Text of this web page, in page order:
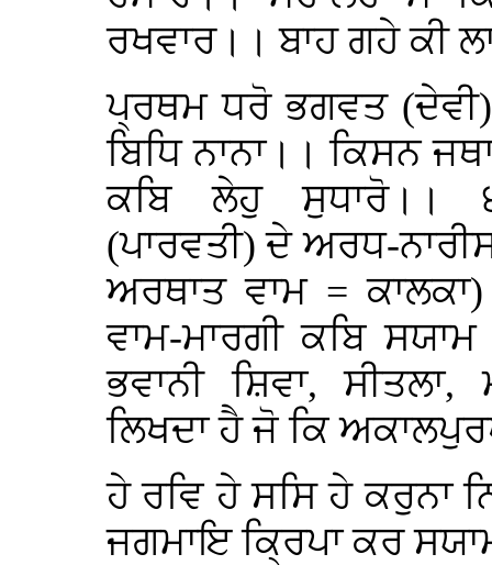
ਰਖਵਾਰ।। ਬਾਹ ਗਹੇ ਕੀ
ਪ੍ਰਥਮ ਧਰੋ ਭਗਵਤ
ਬਿਧਿ ਨਾਨਾ।। ਕਿਸਨ
ਕਬਿ ਲੇਹੁ ਸੁਧਾਰੋ।।
(ਪਾਰਵਤੀ) ਦੇ ਅਰਧ-
ਅਰਥਾਤ ਵਾਮ =
ਵਾਮ-ਮਾਰਗੀ ਕਬਿ
ਭਵਾਨੀ ਸ਼ਿਵਾ,
ਲਿਖਦਾ ਹੈ ਜੋ ਕਿ
ਹੇ ਰਵਿ ਹੇ ਸਸਿ ਹੇ ਕਰੁਨਾ
ਜਗਮਾਇ ਕ੍ਰਿਪਾ ਕਰ